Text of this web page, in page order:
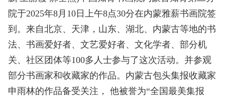
院于2025年8月10日上午8点30分在内蒙雅薪书画院签
到。来自北京、天津，山东、湖北、内蒙古等地的书
法、书画爱好者、文艺爱好者、文化学者、部分机
关、社区团体等100多人士参与了这次活动。并参观
部分书画家和收藏家的作品。内蒙古包头集报收藏家
申雨林的作品备受关注， 他被誉为“全国最美集报